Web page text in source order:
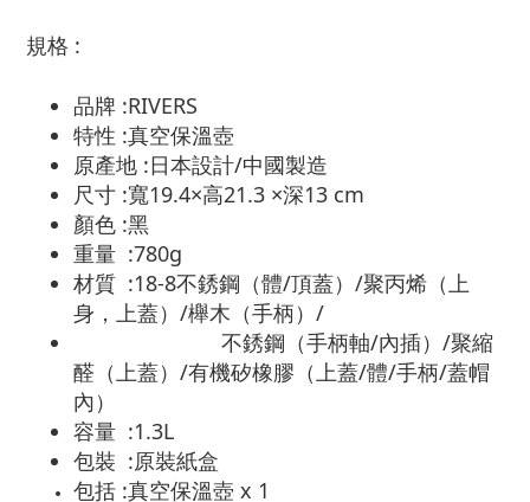
規格 :
品牌 :RIVERS
特性 :真空保溫壺
原產地 :日本設計/中國製造
尺寸 :寬19.4×高21.3 ×深13 cm
顏色 :黑
重量 :780g
材質 :18-8不銹鋼（體/頂蓋）/聚丙烯（上
身，上蓋）/櫸木（手柄）/
不銹鋼（手柄軸/內插）/聚縮
醛（上蓋）/有機矽橡膠（上蓋/體/手柄/蓋帽
內）
容量 :1.3L
包裝 :原裝紙盒
包括 :真空保溫壺 x 1